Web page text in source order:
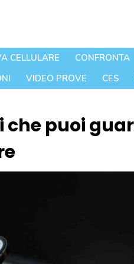
CELLULARE CONFRONTA
VIDEO PROVE CES
puoi